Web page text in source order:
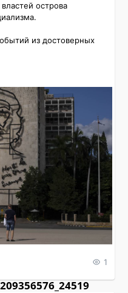
острова
из достоверных
1